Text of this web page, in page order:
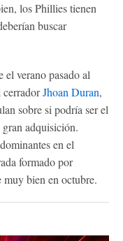
los Phillies tienen
buscar
verano pasado al
cerradorJhoan Duran,
sobre si podría ser el
adquisición.
en el
formado por
bien en octubre.